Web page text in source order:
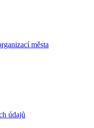
města
údajů